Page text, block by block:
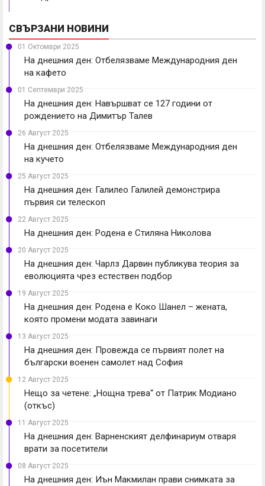
СВЪРЗАНИ НОВИНИ
01 Октомври 2025
На днешния ден: Отбелязваме Международния ден
на кафето
01 Септември 2025
На днешния ден: Навършват се 127 години от
рождението на Димитър Талев
26 Август 2025
На днешния ден: Отбелязваме Международния ден
на кучето
25 Август 2025
На днешния ден: Галилео Галилей демонстрира
първия си телескоп
22 Август 2025
На днешния ден: Родена е Стиляна Николова
20 Август 2025
На днешния ден: Чарлз Дарвин публикува теория за
еволюцията чрез естествен подбор
19 Август 2025
На днешния ден: Родена е Коко Шанел – жената,
която промени модата завинаги
13 Август 2025
На днешния ден: Провежда се първият полет на
български военен самолет над София
12 Август 2025
Нещо за четене: „Нощна трева“ от Патрик Модиано
(откъс)
11 Август 2025
На днешния ден: Варненският делфинариум отваря
врати за посетители
08 Август 2025
На днешния ден: Иън Макмилан прави снимката за